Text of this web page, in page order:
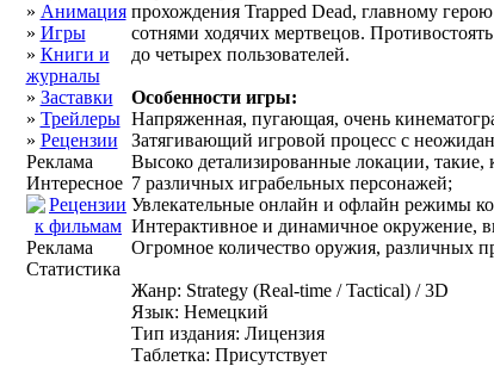
» Анимация
» Игры
» Книги и
журналы
» Заставки
» Трейлеры
» Рецензии
Реклама
Интересное
Реклама
Статистика
прохождения Trapped Dead, главному
сотнями ходячих мертвецов.
до четырех пользователей.
Особенности игры:
Напряженная, пугающая, очень
Затягивающий игровой процесс с
Высоко детализированные локации, такие,
7 различных играбельных персонажей;
Увлекательные онлайн и офлайн режимы
Интерактивное и динамичное окружение,
Огромное количество оружия, различных
Жанр: Strategy (Real-time / Tactical) / 3D
Язык: Немецкий
Тип издания: Лицензия
Таблетка: Присутствует